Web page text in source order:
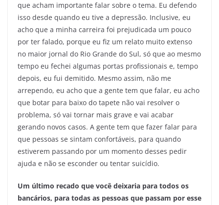
que acham importante falar sobre o tema. Eu defendo
isso desde quando eu tive a depressão. Inclusive, eu
acho que a minha carreira foi prejudicada um pouco
por ter falado, porque eu fiz um relato muito extenso
no maior jornal do Rio Grande do Sul, só que ao mesmo
tempo eu fechei algumas portas profissionais e, tempo
depois, eu fui demitido. Mesmo assim, não me
arrependo, eu acho que a gente tem que falar, eu acho
que botar para baixo do tapete não vai resolver o
problema, só vai tornar mais grave e vai acabar
gerando novos casos. A gente tem que fazer falar para
que pessoas se sintam confortáveis, para quando
estiverem passando por um momento desses pedir
ajuda e não se esconder ou tentar suicídio.
Um último recado que você deixaria para todos os
bancários, para todas as pessoas que passam por esse